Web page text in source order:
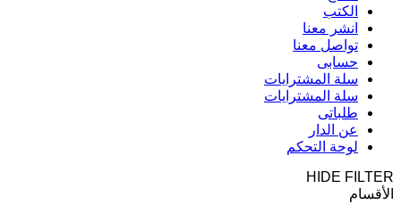
الكتب
انشر معنا
تواصل معنا
حسابى
سلة المشترايات
سلة المشترايات
طلباتى
عن الدار
لوحة التحكم
HIDE FILTER
الأقسام